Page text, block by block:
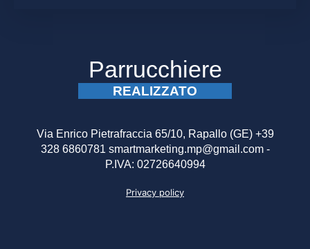
Parrucchiere
REALIZZATO
Via Enrico Pietrafraccia 65/10, Rapallo (GE) +39
328 6860781 smartmarketing.mp@gmail.com -
P.IVA: 02726640994
Privacy policy